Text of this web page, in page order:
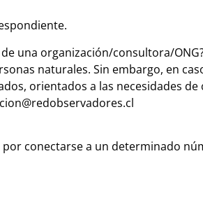
una organización/consultora/
naturales. Sin embargo, en
orientados a las necesidades de
conectarse a un determinado